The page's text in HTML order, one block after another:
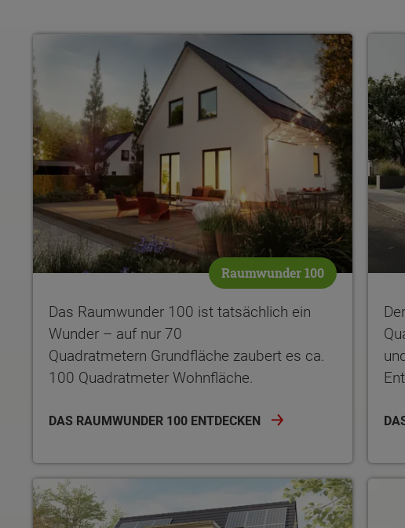
Raumwunder 100
Das Raumwunder 100 ist tatsächlich ein
Wunder – auf nur 70
Quadratmetern Grundfläche zaubert es ca.
100 Quadratmeter Wohnfläche.
DAS RAUMWUNDER 100 ENTDECKEN